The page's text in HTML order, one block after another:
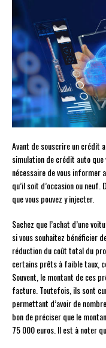
Avant de souscrire un crédit
simulation de crédit auto
nécessaire de vous informer
qu’il soit d’occasion ou
que vous pouvez y injecter.
Sachez que l’achat d’une
si vous souhaitez bénéficier
réduction du coût total du
certains prêts à faible taux,
Souvent, le montant de ces
facture. Toutefois, ils sont
permettant d’avoir de
bon de préciser que le
75 000 euros. Il est à noter